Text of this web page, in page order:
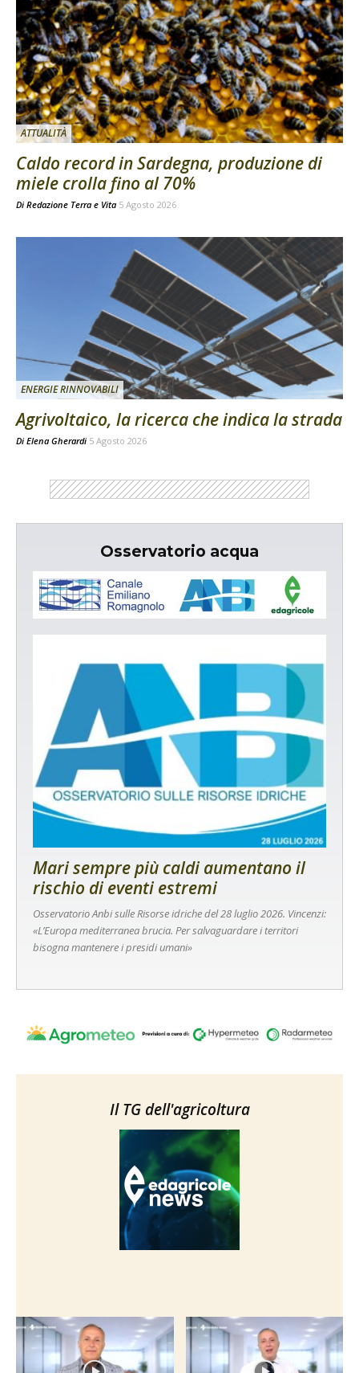
ATTUALITÀ
Caldo record in Sardegna, produzione di
miele crolla fino al 70%
Di Redazione Terra e Vita 5 Agosto 2026
ENERGIE RINNOVABILI
Agrivoltaico, la ricerca che indica la strada
Di Elena Gherardi 5 Agosto 2026
Osservatorio acqua
Mari sempre più caldi aumentano il
rischio di eventi estremi
Osservatorio Anbi sulle Risorse idriche del 28 luglio 2026. Vincenzi:
«L’Europa mediterranea brucia. Per salvaguardare i territori
bisogna mantenere i presidi umani»
Il TG dell'agricoltura